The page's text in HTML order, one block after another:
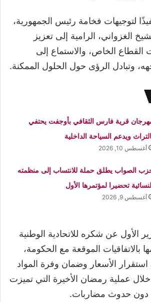
لتوجيهات فخامة رئيس الجمهورية،
الغزواني، الرامية إلى تعزيز
القطاع الخاص، والاستماع إلى
وتبادل الرؤى حول الحلول الممكنة.
قرية فارس الثقافي بأوجفت يحتفي
ويدعم السياحة الداخلية
أغسطس 10, 2026
الصواب يطلق حملة للانتساب إلى منظمته
تحضيرا لمؤتمرها الأول
أغسطس 9, 2026
الأول عن شكره للاتحادية الوطنية
بالاتفاقيات الموقعة مع الحكومة،
الأسعار وضمان وفرة المواد
خلال عملية رمضان الأخيرة التي تميزت
دون حدوث مضاربات.